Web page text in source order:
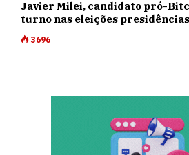
Javier Milei, candidato pró-
turno nas eleições
3696